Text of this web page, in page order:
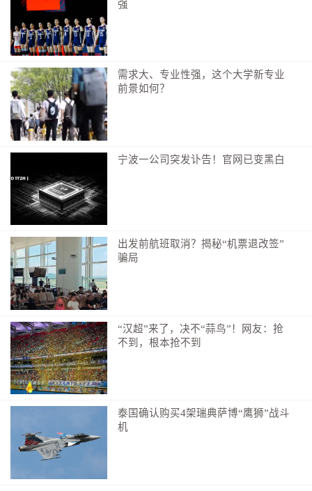
强
需求大、专业性强，这个大学新专业
前景如何？
宁波一公司突发讣告！官网已变黑白
出发前航班取消？揭秘“机票退改签”
骗局
“汉超”来了，决不“蒜鸟”！网友：抢
不到，根本抢不到
泰国确认购买4架瑞典萨博“鹰狮”战斗
机